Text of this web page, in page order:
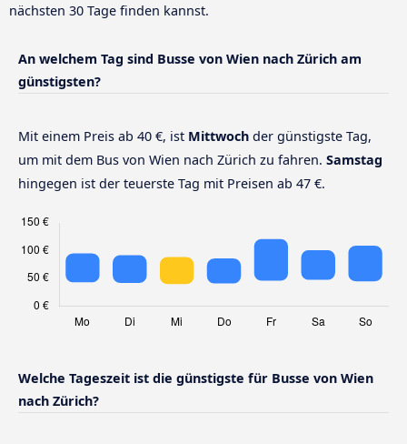
nächsten 30 Tage finden kannst.
An welchem Tag sind Busse von Wien nach Zürich am
günstigsten?
Mit einem Preis ab 40 €, ist Mittwoch der günstigste Tag,
um mit dem Bus von Wien nach Zürich zu fahren. Samstag
hingegen ist der teuerste Tag mit Preisen ab 47 €.
Welche Tageszeit ist die günstigste für Busse von Wien
nach Zürich?